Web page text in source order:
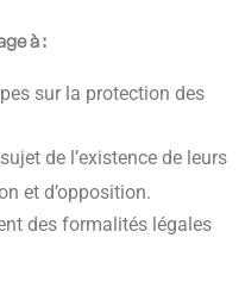
à :
sur la protection des
de l’existence de leurs
et d’opposition.
des formalités légales